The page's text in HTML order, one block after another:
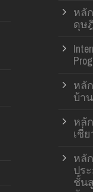
หลั
ดุษ
หลั
บ้าน
หลั
เชี่
หลั
ปร
ชั้น